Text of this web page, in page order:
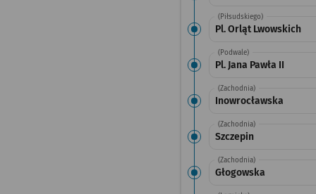
(Piłsudskiego)
Pl. Orląt Lwowskich
(Podwale)
Pl. Jana Pawła II
(Zachodnia)
Inowrocławska
(Zachodnia)
Szczepin
(Zachodnia)
Głogowska